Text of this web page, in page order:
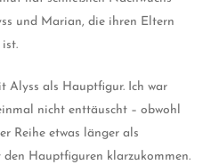
und Marian, die ihren Eltern
Alyss als Hauptfigur. Ich war
nicht enttäuscht – obwohl
Reihe etwas länger als
Hauptfiguren klarzukommen.